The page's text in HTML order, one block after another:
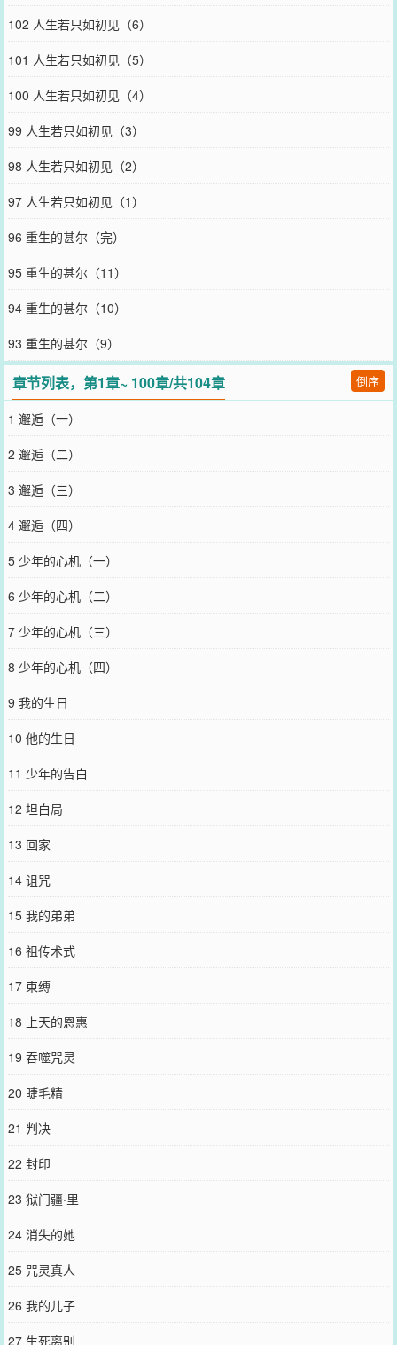
102 人生若只如初见（6）
101 人生若只如初见（5）
100 人生若只如初见（4）
99 人生若只如初见（3）
98 人生若只如初见（2）
97 人生若只如初见（1）
96 重生的甚尔（完）
95 重生的甚尔（11）
94 重生的甚尔（10）
93 重生的甚尔（9）
章节列表，第1章~ 100章/共104章 倒序
1 邂逅（一）
2 邂逅（二）
3 邂逅（三）
4 邂逅（四）
5 少年的心机（一）
6 少年的心机（二）
7 少年的心机（三）
8 少年的心机（四）
9 我的生日
10 他的生日
11 少年的告白
12 坦白局
13 回家
14 诅咒
15 我的弟弟
16 祖传术式
17 束缚
18 上天的恩惠
19 吞噬咒灵
20 睫毛精
21 判决
22 封印
23 狱门疆·里
24 消失的她
25 咒灵真人
26 我的儿子
27 生死离别